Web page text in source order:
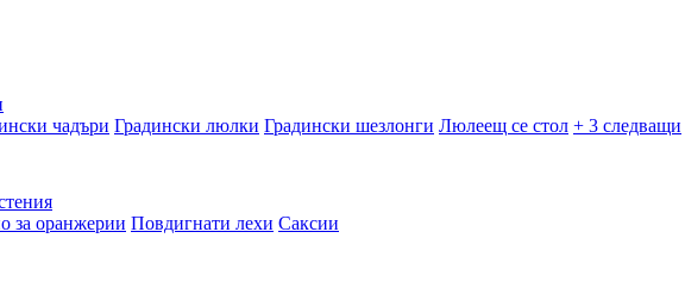
чадъри Градински люлки Градински шезлонги Люлеещ се стол + 3 следващи
за оранжерии Повдигнати лехи Саксии